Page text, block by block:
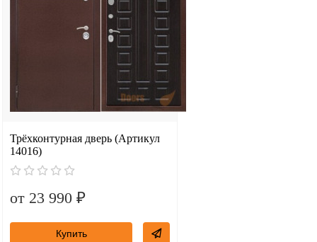
Трёхконтурная дверь (Артикул
14016)
от 23 990 ₽
Купить